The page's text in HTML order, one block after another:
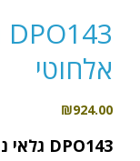
אלחוטי
₪924.00
DPO143 גלאי נפח חיצוני אלחוטי למערכות פימא